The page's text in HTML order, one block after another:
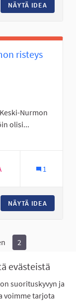
evästeistä
suorituskyvyn ja
voimme tarjota
NÄYTÄ IDEA
risteys
Nurmon
olisi...
1
NÄYTÄ IDEA
2
peruutetut ideat